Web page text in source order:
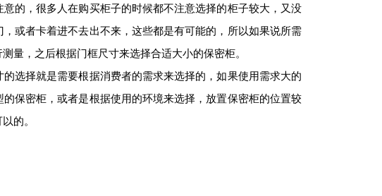
，很多人在购买柜子的时候都不注意选择的柜子较大，又没
或者卡着进不去出不来，这些都是有可能的，所以如果说所需
量，之后根据门框尺寸来选择合适大小的保密柜。
择就是需要根据消费者的需求来选择的，如果使用需求大的
保密柜，或者是根据使用的环境来选择，放置保密柜的位置较
的。